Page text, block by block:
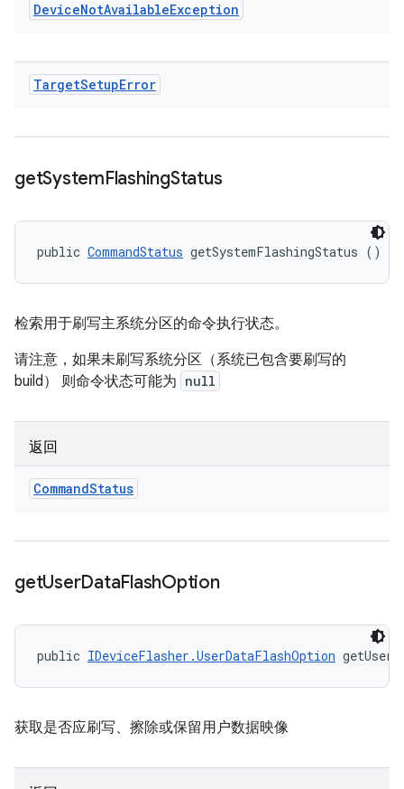
DeviceNotAvailableException
TargetSetupError
getSystemFlashingStatus
public CommandStatus getSystemFlashingStatus ()
检索用于刷写主系统分区的命令执行状态。
请注意，如果未刷写系统分区（系统已包含要刷写的
build） 则命令状态可能为 null
返回
CommandStatus
getUserDataFlashOption
public IDeviceFlasher.UserDataFlashOption
获取是否应刷写、擦除或保留用户数据映像